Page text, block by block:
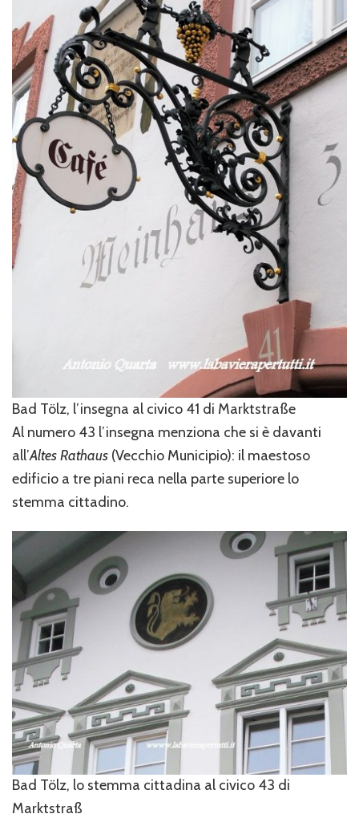
Bad Tölz, l’insegna al civico 41 di Marktstraße
Al numero 43 l’insegna menziona che si è davanti
all’Altes Rathaus (Vecchio Municipio): il maestoso
edificio a tre piani reca nella parte superiore lo
stemma cittadino.
Bad Tölz, lo stemma cittadina al civico 43 di
Marktstraß